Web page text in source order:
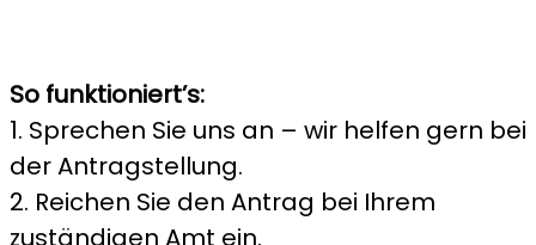
So funktioniert’s:
1. Sprechen Sie uns an – wir helfen gern bei
der Antragstellung.
2. Reichen Sie den Antrag bei Ihrem
zuständigen Amt ein.